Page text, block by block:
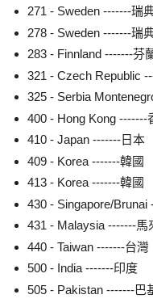
271 - Sweden -------瑞
278 - Sweden -------瑞
283 - Finnland -------芬
321 - Czech Republic
325 - Serbia
400 - Hong Kong -------
410 - Japan -------日本
409 - Korea -------韓國
413 - Korea -------韓國
430 - Singapore/Brunai
431 - Malaysia -------馬
440 - Taiwan -------台灣
500 - India -------印度
505 - Pakistan -------巴